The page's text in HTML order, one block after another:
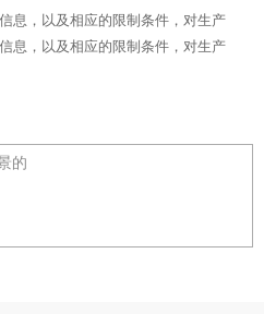
息，以及相应的限制条件，对生产
息，以及相应的限制条件，对生产
的